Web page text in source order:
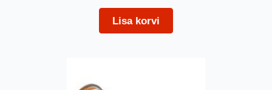
Lisa korvi